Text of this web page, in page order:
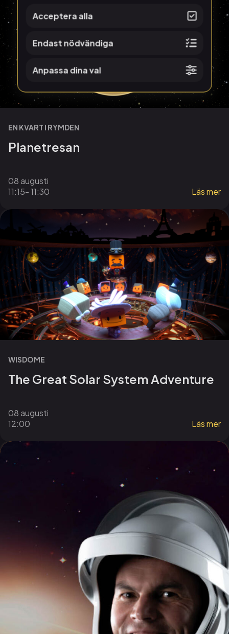
EN KVART I RYMDEN
Planetresan
08 augusti
11:15- 11:30 Läs mer
WISDOME
The Great Solar System Adventure
08 augusti
12:00
Läs mer
Acceptera alla
Endast nödvändiga
Anpassa dina val